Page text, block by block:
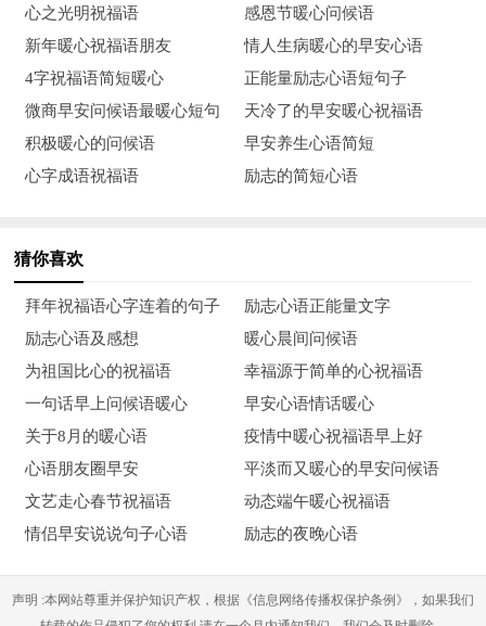
11、背着太阳走路，阴影老在前头；向着太阳耕耘，会听到
花开的声音。爸爸是风雨中的一把伞，是生命中永远的阳光。父
亲节到了，祝福亲爱的爸爸平安、健康、快乐、幸福。
爸爸的爱如山，慈爱神圣。8月8日爸爸节，让亲情在自由的天地
里流动，让心声在无限的空间里传递：亲爱的爸爸，祝您节日快
13、您是我生命中的太阳，您不但给了我生命也指引了我成
长的方向，今天是父亲节，祝我们的父亲节日快乐。
织一个家暖暖；您用严肃，写成一缕爱绵绵；您用坚强，挺出脊
心之光明祝福语
感恩节暖心问候语
新年暖心祝福语朋友
情人生病暖心的早安心语
4字祝福语简短暖心
正能量励志心语短句子
微商早安问候语最暖心短句
天冷了的早安暖心祝福语
积极暖心的问候语
早安养生心语简短
心字成语祝福语
励志的简短心语
猜你喜欢
拜年祝福语心字连着的句子
励志心语正能量文字
励志心语及感想
暖心晨间问候语
为祖国比心的祝福语
幸福源于简单的心祝福语
一句话早上问候语暖心
早安心语情话暖心
关于8月的暖心语
疫情中暖心祝福语早上好
心语朋友圈早安
平淡而又暖心的早安问候语
文艺走心春节祝福语
动态端午暖心祝福语
情侣早安说说句子心语
励志的夜晚心语
声明 :本网站尊重并保护知识产权，根据《信息网络传播权保护条例》，如果我们